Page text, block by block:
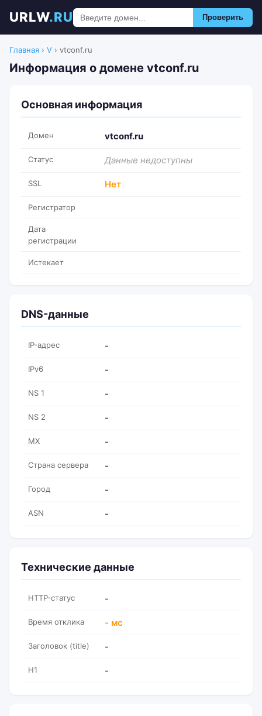
URLW.RU Проверить
Главная › V › vtconf.ru
Информация о домене vtconf.ru
Основная информация
Домен vtconf.ru
Статус Данные недоступны
SSL Нет
Регистратор
Дата
регистрации
Истекает
DNS-данные
IP-адрес -
IPv6 -
NS 1 -
NS 2 -
MX -
Страна сервера -
Город -
ASN -
Технические данные
HTTP-статус -
Время отклика - мс
Заголовок (title) -
H1 -